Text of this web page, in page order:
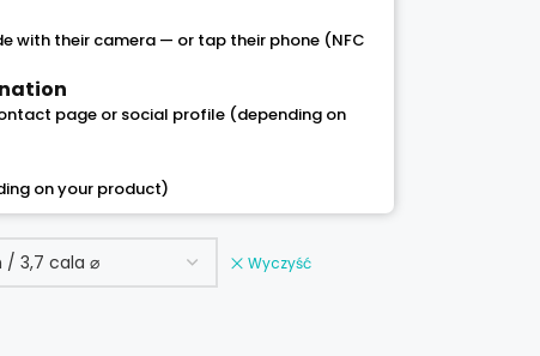
with their camera — or tap their phone (NFC
page or social profile (depending on
on your product)
Wyczyść